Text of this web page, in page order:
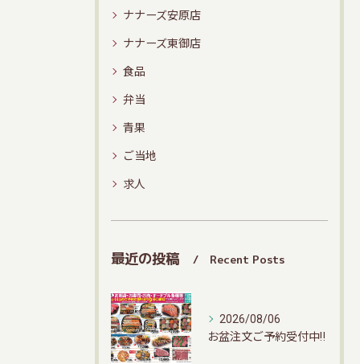
ナナーズ安原店
ナナーズ東御店
食品
弁当
青果
ご当地
求人
最近の投稿 Recent Posts
2026/08/06
お盆注文ご予約受付中‼️